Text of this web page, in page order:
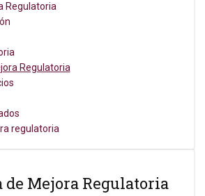
Regulatoria
Regulatoria
regulatoria
de Mejora Regulatoria